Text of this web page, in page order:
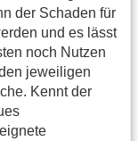
der Schaden für
und es lässt
noch Nutzen
jeweiligen
Kennt der